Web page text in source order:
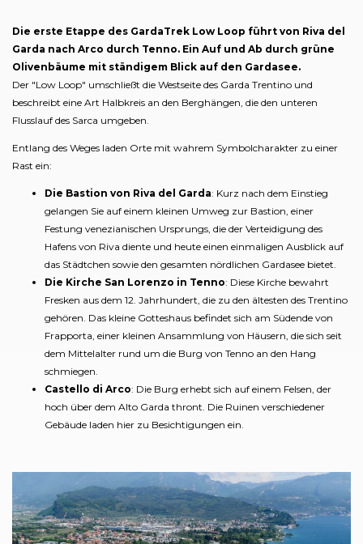
Die erste Etappe des GardaTrek Low Loop führt von Riva del
Garda nach Arco durch Tenno. Ein Auf und Ab durch grüne
Olivenbäume mit ständigem Blick auf den Gardasee.
Der "Low Loop" umschließt die Westseite des Garda Trentino und
beschreibt eine Art Halbkreis an den Berghängen, die den unteren
Flusslauf des Sarca umgeben.
Entlang des Weges laden Orte mit wahrem Symbolcharakter zu einer
Rast ein:
Die Bastion von Riva del Garda: Kurz nach dem Einstieg
gelangen Sie auf einem kleinen Umweg zur Bastion, einer
Festung venezianischen Ursprungs, die der Verteidigung des
Hafens von Riva diente und heute einen einmaligen Ausblick auf
das Städtchen sowie den gesamten nördlichen Gardasee bietet.
Die Kirche San Lorenzo in Tenno: Diese Kirche bewahrt
Fresken aus dem 12. Jahrhundert, die zu den ältesten des Trentino
gehören. Das kleine Gotteshaus befindet sich am Südende von
Frapporta, einer kleinen Ansammlung von Häusern, die sich seit
dem Mittelalter rund um die Burg von Tenno an den Hang
schmiegen.
Castello di Arco: Die Burg erhebt sich auf einem Felsen, der
hoch über dem Alto Garda thront. Die Ruinen verschiedener
Gebäude laden hier zu Besichtigungen ein.